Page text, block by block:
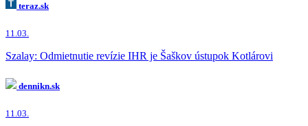
teraz.sk
11.03.
Szalay: Odmietnutie revízie IHR je Šaškov ústupok Kotlárovi
dennikn.sk
11.03.